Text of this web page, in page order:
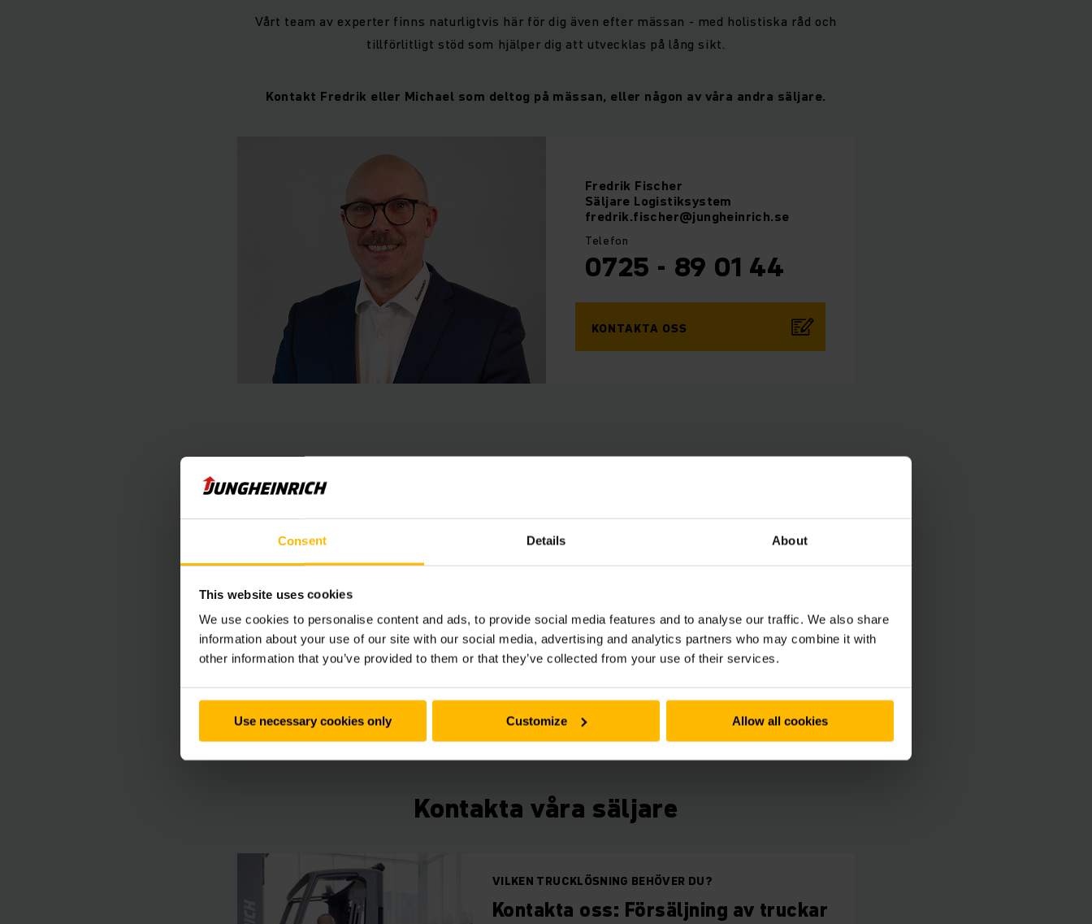
Consent Details About
This website uses cookies
We use cookies to personalise content and ads, to provide social media features and to analyse our traffic. We also share
information about your use of our site with our social media, advertising and analytics partners who may combine it with
other information that you’ve provided to them or that they’ve collected from your use of their services.
Use necessary cookies only Customize Allow all cookies
Vårt team av experter finns naturligtvis här för dig även efter mässan - med holistiska råd och
tillförlitligt stöd som hjälper dig att utvecklas på lång sikt.
Kontakt Fredrik eller Michael som deltog på mässan, eller någon av våra andra säljare.
Fredrik Fischer
Säljare Logistiksystem
fredrik.fischer@jungheinrich.se
Telefon
0725 - 89 01 44
KONTAKTA OSS
Michael Møller
Michael.Moller@jungheinrich.dk
Telefon
KONTAKTA OSS
Kontakta våra säljare
VILKEN TRUCKLÖSNING BEHÖVER DU?
Kontakta oss: Försäljning av truckar